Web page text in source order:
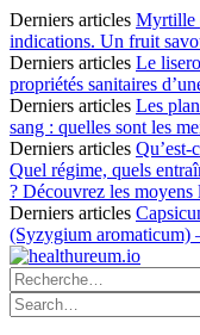
Derniers articles Myrtille
indications. Un fruit
Derniers articles Le
propriétés sanitaires
Derniers articles Les
sang : quelles sont les
Derniers articles Qu’est-
Quel régime, quels
? Découvrez les moyens
Derniers articles
(Syzygium aromaticum)